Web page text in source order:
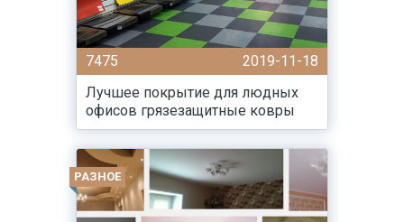
7475
2019-11-18
Лучшее покрытие для людных
офисов грязезащитные ковры
РАЗНОЕ